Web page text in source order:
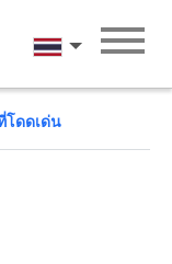
ภาษาไทย
โดดเด่น